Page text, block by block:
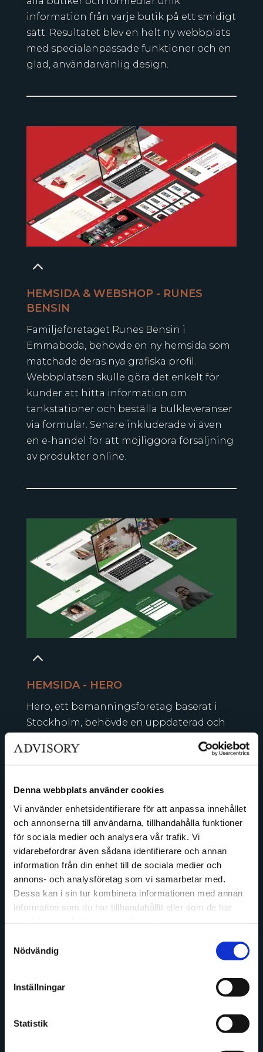
Denna webbplats använder cookies
Vi använder enhetsidentifierare för att anpassa innehållet
och annonserna till användarna, tillhandahålla funktioner
för sociala medier och analysera vår trafik. Vi
vidarebefordrar även sådana identifierare och annan
information från din enhet till de sociala medier och
annons- och analysföretag som vi samarbetar med.
Dessa kan i sin tur kombinera informationen med annan
information som du har tillhandahållit eller som de har
Nödvändig
Inställningar
Statistik
information från varje butik på ett smidigt
sätt. Resultatet blev en helt ny webbplats
med specialanpassade funktioner och en
glad, användarvänlig design.
2
HEMSIDA & WEBSHOP - RUNES
BENSIN
Familjeföretaget Runes Bensin i
Emmaboda, behövde en ny hemsida som
matchade deras nya grafiska profil.
Webbplatsen skulle göra det enkelt för
kunder att hitta information om
tankstationer och beställa bulkleveranser
via formulär. Senare inkluderade vi även
en e-handel för att möjliggöra försäljning
av produkter online.
2
HEMSIDA - HERO
Hero, ett bemanningsföretag baserat i
Stockholm, behövde en uppdaterad och
modern design för sin hemsida. Vårt
uppdrag var att skapa en tydlig och
deras varumärke. Resultatet blev en stilren
närvaro och underlättar deras
kommunikation med både kandidater
och kunder.